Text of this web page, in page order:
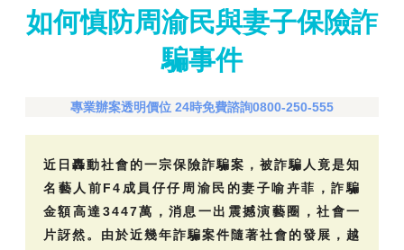
如何慎防周渝民與妻子保險詐
騙事件
專業辦案透明價位 24時免費諮詢0800-250-555
近日轟動社會的一宗保險詐騙案，被詐騙人竟是知
名藝人前F4成員仔仔周渝民的妻子喻卉菲，詐騙
金額高達3447萬，消息一出震撼演藝圈，社會一
片訝然。由於近幾年詐騙案件隨著社會的發展，越